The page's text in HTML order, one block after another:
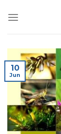
10
Jun